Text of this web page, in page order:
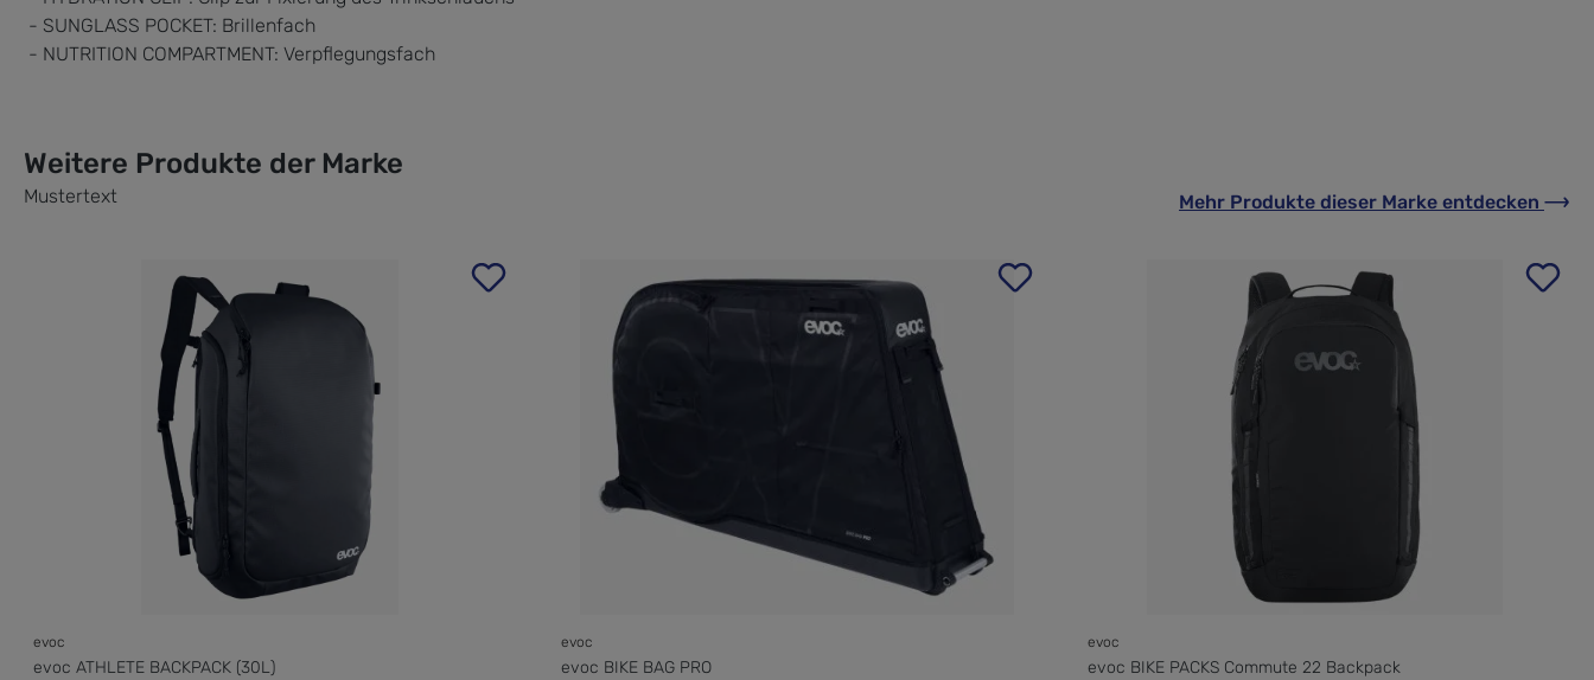
- SUNGLASS POCKET: Brillenfach
- NUTRITION COMPARTMENT: Verpflegungsfach
Weitere Produkte der Marke
Mustertext Mehr Produkte dieser Marke entdecken
Produktgalerie überspringen
evoc
evoc ATHLETE BACKPACK (30L)
evoc
evoc BIKE BAG PRO
evoc
evoc BIKE PACKS Commute 22 Backpack